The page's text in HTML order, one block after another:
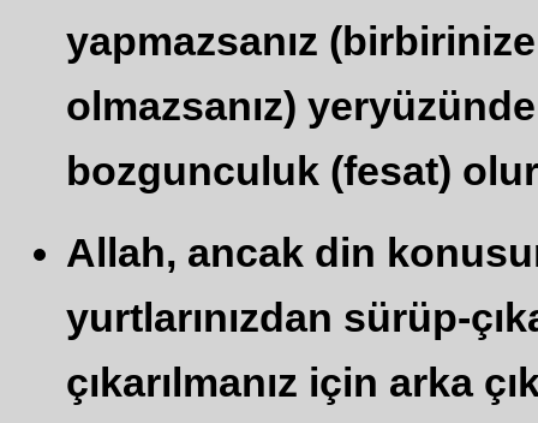
yapmazsanız
olmazsanız)
bozgunculuk (fesat)
Allah, ancak din
yurtlarınızdan sürüp-
çıkarılmanız için arka